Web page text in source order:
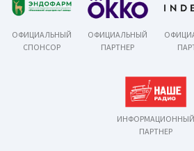
ОФИЦИАЛЬНЫЙ
СПОНСОР
ОФИЦИАЛЬНЫЙ
ПАРТНЕР
ИНФОРМАЦИОННЫЙ
ПАРТНЕР